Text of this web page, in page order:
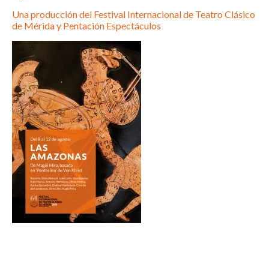
Una producción del Festival Internacional de Teatro Clásico
de Mérida y Pentación Espectáculos